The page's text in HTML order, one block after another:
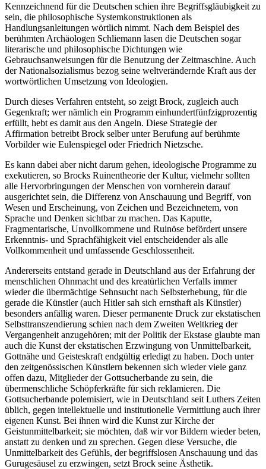
Kennzeichnend für die Deutschen schien ihre Begriffsgläubigkeit zu
sein, die philosophische Systemkonstruktionen als
Handlungsanleitungen wörtlich nimmt. Nach dem Beispiel des
berühmten Archäologen Schliemann lasen die Deutschen sogar
literarische und philosophische Dichtungen wie
Gebrauchsanweisungen für die Benutzung der Zeitmaschine. Auch
der Nationalsozialismus bezog seine weltverändernde Kraft aus der
wortwörtlichen Umsetzung von Ideologien.
Durch dieses Verfahren entsteht, so zeigt Brock, zugleich auch
Gegenkraft; wer nämlich ein Programm einhundertfünfzigprozentig
erfüllt, hebt es damit aus den Angeln. Diese Strategie der
Affirmation betreibt Brock selber unter Berufung auf berühmte
Vorbilder wie Eulenspiegel oder Friedrich Nietzsche.
Es kann dabei aber nicht darum gehen, ideologische Programme zu
exekutieren, so Brocks Ruinentheorie der Kultur, vielmehr sollten
alle Hervorbringungen der Menschen von vornherein darauf
ausgerichtet sein, die Differenz von Anschauung und Begriff, von
Wesen und Erscheinung, von Zeichen und Bezeichnetem, von
Sprache und Denken sichtbar zu machen. Das Kaputte,
Fragmentarische, Unvollkommene und Ruinöse befördert unsere
Erkenntnis- und Sprachfähigkeit viel entscheidender als alle
Vollkommenheit und umfassende Geschlossenheit.
Andererseits entstand gerade in Deutschland aus der Erfahrung der
menschlichen Ohnmacht und des kreatürlichen Verfalls immer
wieder die übermächtige Sehnsucht nach Selbsterhebung, für die
gerade die Künstler (auch Hitler sah sich ernsthaft als Künstler)
besonders anfällig waren. Dieser permanente Druck zur ekstatischen
Selbsttranszendierung schien nach dem Zweiten Weltkrieg der
Vergangenheit anzugehören; mit der Politik der Ekstase glaubte man
auch die Kunst der ekstatischen Erzwingung von Unmittelbarkeit,
Gottnähe und Geisteskraft endgültig erledigt zu haben. Doch unter
den zeitgenössischen Künstlern bekennen sich wieder viele ganz
offen dazu, Mitglieder der Gottsucherbande zu sein, die
übermenschliche Schöpferkräfte für sich reklamieren. Die
Gottsucherbande polemisiert, wie in Deutschland seit Luthers Zeiten
üblich, gegen intellektuelle und institutionelle Vermittlung auch ihrer
eigenen Kunst. Bei ihnen wird die Kunst zur Kirche der
Geistunmittelbarkeit; sie möchten, daß wir vor Bildern wieder beten,
anstatt zu denken und zu sprechen. Gegen diese Versuche, die
Unmittelbarkeit des Gefühls, der begriffslosen Anschauung und das
Gurugesäusel zu erzwingen, setzt Brock seine Ästhetik.